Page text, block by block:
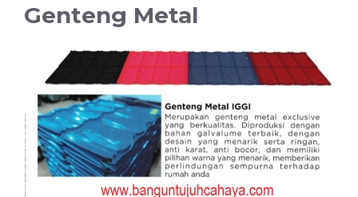
Genteng Metal